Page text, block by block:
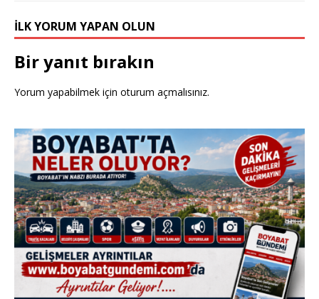
İLK YORUM YAPAN OLUN
Bir yanıt bırakın
Yorum yapabilmek için oturum açmalısınız.